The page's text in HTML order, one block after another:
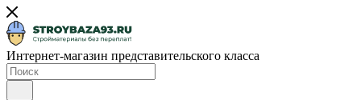
Интернет-магазин представительского класса